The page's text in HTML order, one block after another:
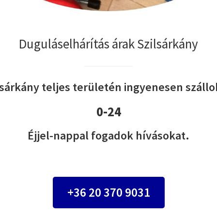
Duguláselhárítás árak Szilsárkány
teljes területén ingyenesen
0-24
Éjjel-nappal fogadok hívásokat.
+36 20 370 9031